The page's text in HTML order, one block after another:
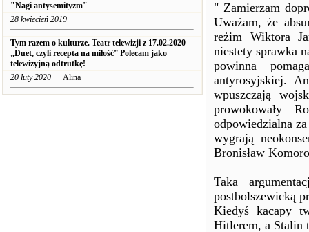
"Nagi antysemityzm"
28 kwiecień 2019
Tym razem o kulturze. Teatr telewizji z 17.02.2020
„Duet, czyli recepta na miłość” Polecam jako
telewizyjną odtrutkę!
20 luty 2020 Alina
" Zamierzam
Uważam, że
reżim Wiktora
niestety sprawka
powinna
antyrosyjskiej.
wpuszczają
prowokowały
odpowiedzialna
wygrają
Bronisław
Taka
postbolszewicką
Kiedyś kacapy
Hitlerem, a Stalin